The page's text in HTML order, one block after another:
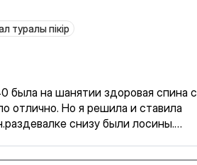
туралы пікір
была на шанятии здоровая спина с
отлично. Но я решила и ставила
снизу были лосины.
нету.